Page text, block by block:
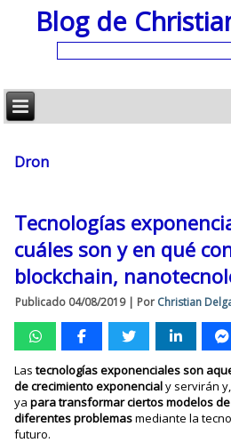
Blog de
Dron
Tecnologías
cuáles son y en qué
blockchain,
Publicado 04/08/2019| Por Christian
Lastecnologías exponenciales son
de crecimiento exponencialy servirán
yapara transformar ciertos modelos
diferentes problemasmediante la
futuro.